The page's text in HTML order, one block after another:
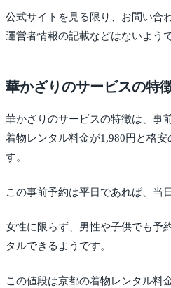
公式サイトを見る限り、お問い合
運営者情報の記載などはないようで
華かざりのサービスの特
華かざりのサービスの特徴は、事
着物レンタル料金が1,980円と格
す。
この事前予約は平日であれば、当
女性に限らず、男性や子供でも予
タルできるようです。
この値段は京都の着物レンタル料